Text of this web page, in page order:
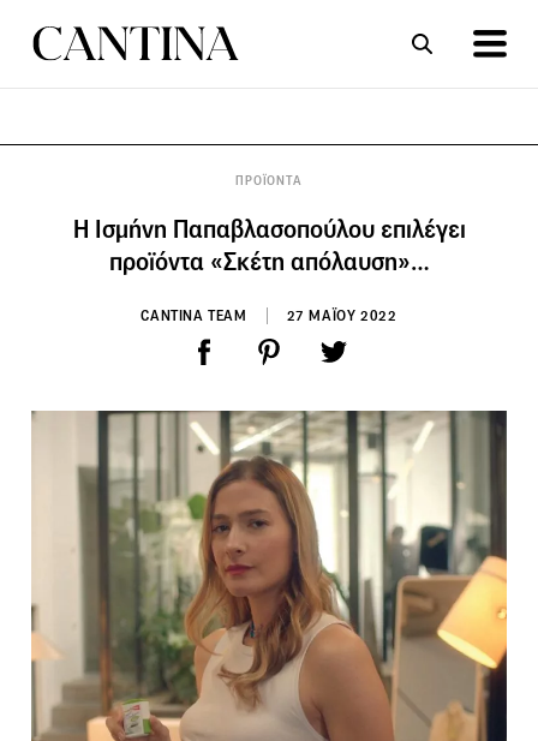
ΠΡΟΪΟΝΤΑ
Η Ισμήνη Παπαβλασοπούλου επιλέγει
προϊόντα «Σκέτη απόλαυση»…
CANTINA TEAM 27 ΜΑΪΟΥ 2022